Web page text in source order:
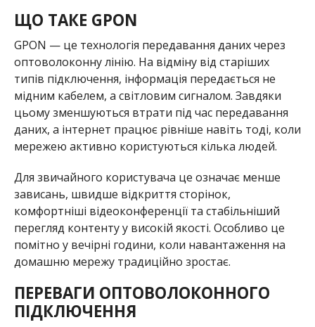
ЩО ТАКЕ GPON
GPON — це технологія передавання даних через
оптоволоконну лінію. На відміну від старіших
типів підключення, інформація передається не
мідним кабелем, а світловим сигналом. Завдяки
цьому зменшуються втрати під час передавання
даних, а інтернет працює рівніше навіть тоді, коли
мережею активно користуються кілька людей.
Для звичайного користувача це означає менше
зависань, швидше відкриття сторінок,
комфортніші відеоконференції та стабільніший
перегляд контенту у високій якості. Особливо це
помітно у вечірні години, коли навантаження на
домашню мережу традиційно зростає.
ПЕРЕВАГИ ОПТОВОЛОКОННОГО
ПІДКЛЮЧЕННЯ